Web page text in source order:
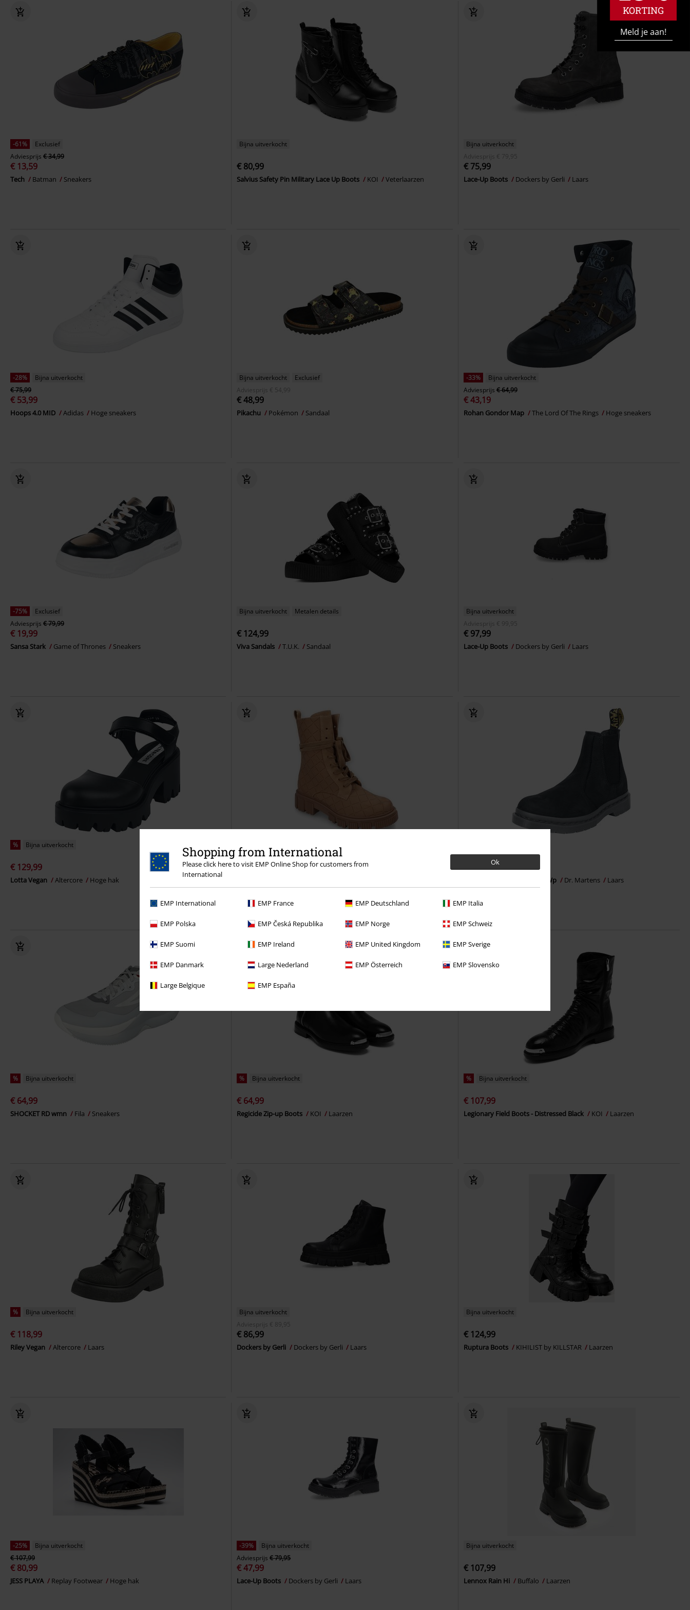
Shopping from International
Please click here to visit EMP Online Shop for customers from
International
Ok
EMP International EMP France EMP Deutschland EMP Italia
EMP Polska EMP Česká Republika EMP Norge EMP Schweiz
EMP Suomi EMP Ireland EMP United Kingdom EMP Sverige
EMP Danmark Large Nederland EMP Österreich EMP Slovensko
Large Belgique EMP España
KORTING
Meld je aan!
-61%
Exclusief
Adviesprijs € 34,99
€ 13,59
Tech Batman Sneakers
Bijna uitverkocht
€ 80,99
Salvius Safety Pin Military Lace Up Boots KOI Veterlaarzen
Bijna uitverkocht
Adviesprijs
€ 79,95
€ 75,99
Lace-Up Boots Dockers by Gerli Laars
-28%
Bijna uitverkocht
€ 75,99
€ 53,99
Hoops 4.0 MID Adidas Hoge sneakers
Bijna uitverkocht
Exclusief
Adviesprijs
€ 54,99
€ 48,99
Pikachu Pokémon Sandaal
-33%
Bijna uitverkocht
Adviesprijs € 64,99
€ 43,19
Rohan Gondor Map The Lord Of The Rings Hoge sneakers
-75%
Exclusief
Adviesprijs € 79,99
€ 19,99
Sansa Stark Game of Thrones Sneakers
Bijna uitverkocht Metalen details
€ 124,99
Viva Sandals T.U.K. Sandaal
Bijna uitverkocht
Adviesprijs
€ 99,95
€ 97,99
Lace-Up Boots Dockers by Gerli Laars
% Bijna uitverkocht
€ 129,99
Lotta Vegan Altercore Hoge hak
€ 75,99 € 107,99
2976 - Black Milled Nubuck Wp Dr. Martens Laars
% Bijna uitverkocht
€ 64,99
SHOCKET RD wmn Fila Sneakers
% Bijna uitverkocht
€ 64,99
Regicide Zip-up Boots KOI Laarzen
% Bijna uitverkocht
€ 107,99
Legionary Field Boots - Distressed Black KOI Laarzen
% Bijna uitverkocht
€ 118,99
Riley Vegan Altercore Laars
Bijna uitverkocht
Adviesprijs
€ 89,95
€ 86,99
Dockers by Gerli Dockers by Gerli Laars
Bijna uitverkocht
€ 124,99
Ruptura Boots KIHILIST by KILLSTAR Laarzen
-25%
Bijna uitverkocht
€ 107,99
€ 80,99
JESS PLAYA Replay Footwear Hoge hak
-39%
Bijna uitverkocht
Adviesprijs € 79,95
€ 47,99
Lace-Up Boots Dockers by Gerli Laars
Bijna uitverkocht
€ 107,99
Lennox Rain Hi Buffalo Laarzen